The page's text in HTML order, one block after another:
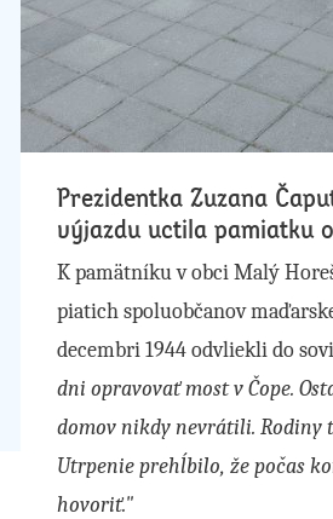
Prezidentka Zuzana
výjazdu uctila pamiatku
K pamätníku v obci Malý
piatich spoluobčanov
decembri 1944 odvliekli do
dni opravovať most v Čope.
domov nikdy nevrátili. Rodiny
Utrpenie prehĺbilo, že počas
hovoriť."